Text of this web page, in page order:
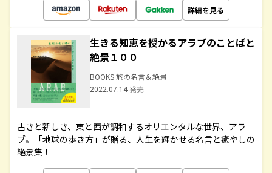
詳細を見る
生きる知恵を授かるアラブのことばと
絶景１００
BOOKS 旅の名言＆絶景
2022.07.14 発売
古きと新しき、東と西が調和するオリエンタルな世界、アラ
ブ。「地球の歩き方」が贈る、人生を輝かせる名言と癒やしの
絶景集！